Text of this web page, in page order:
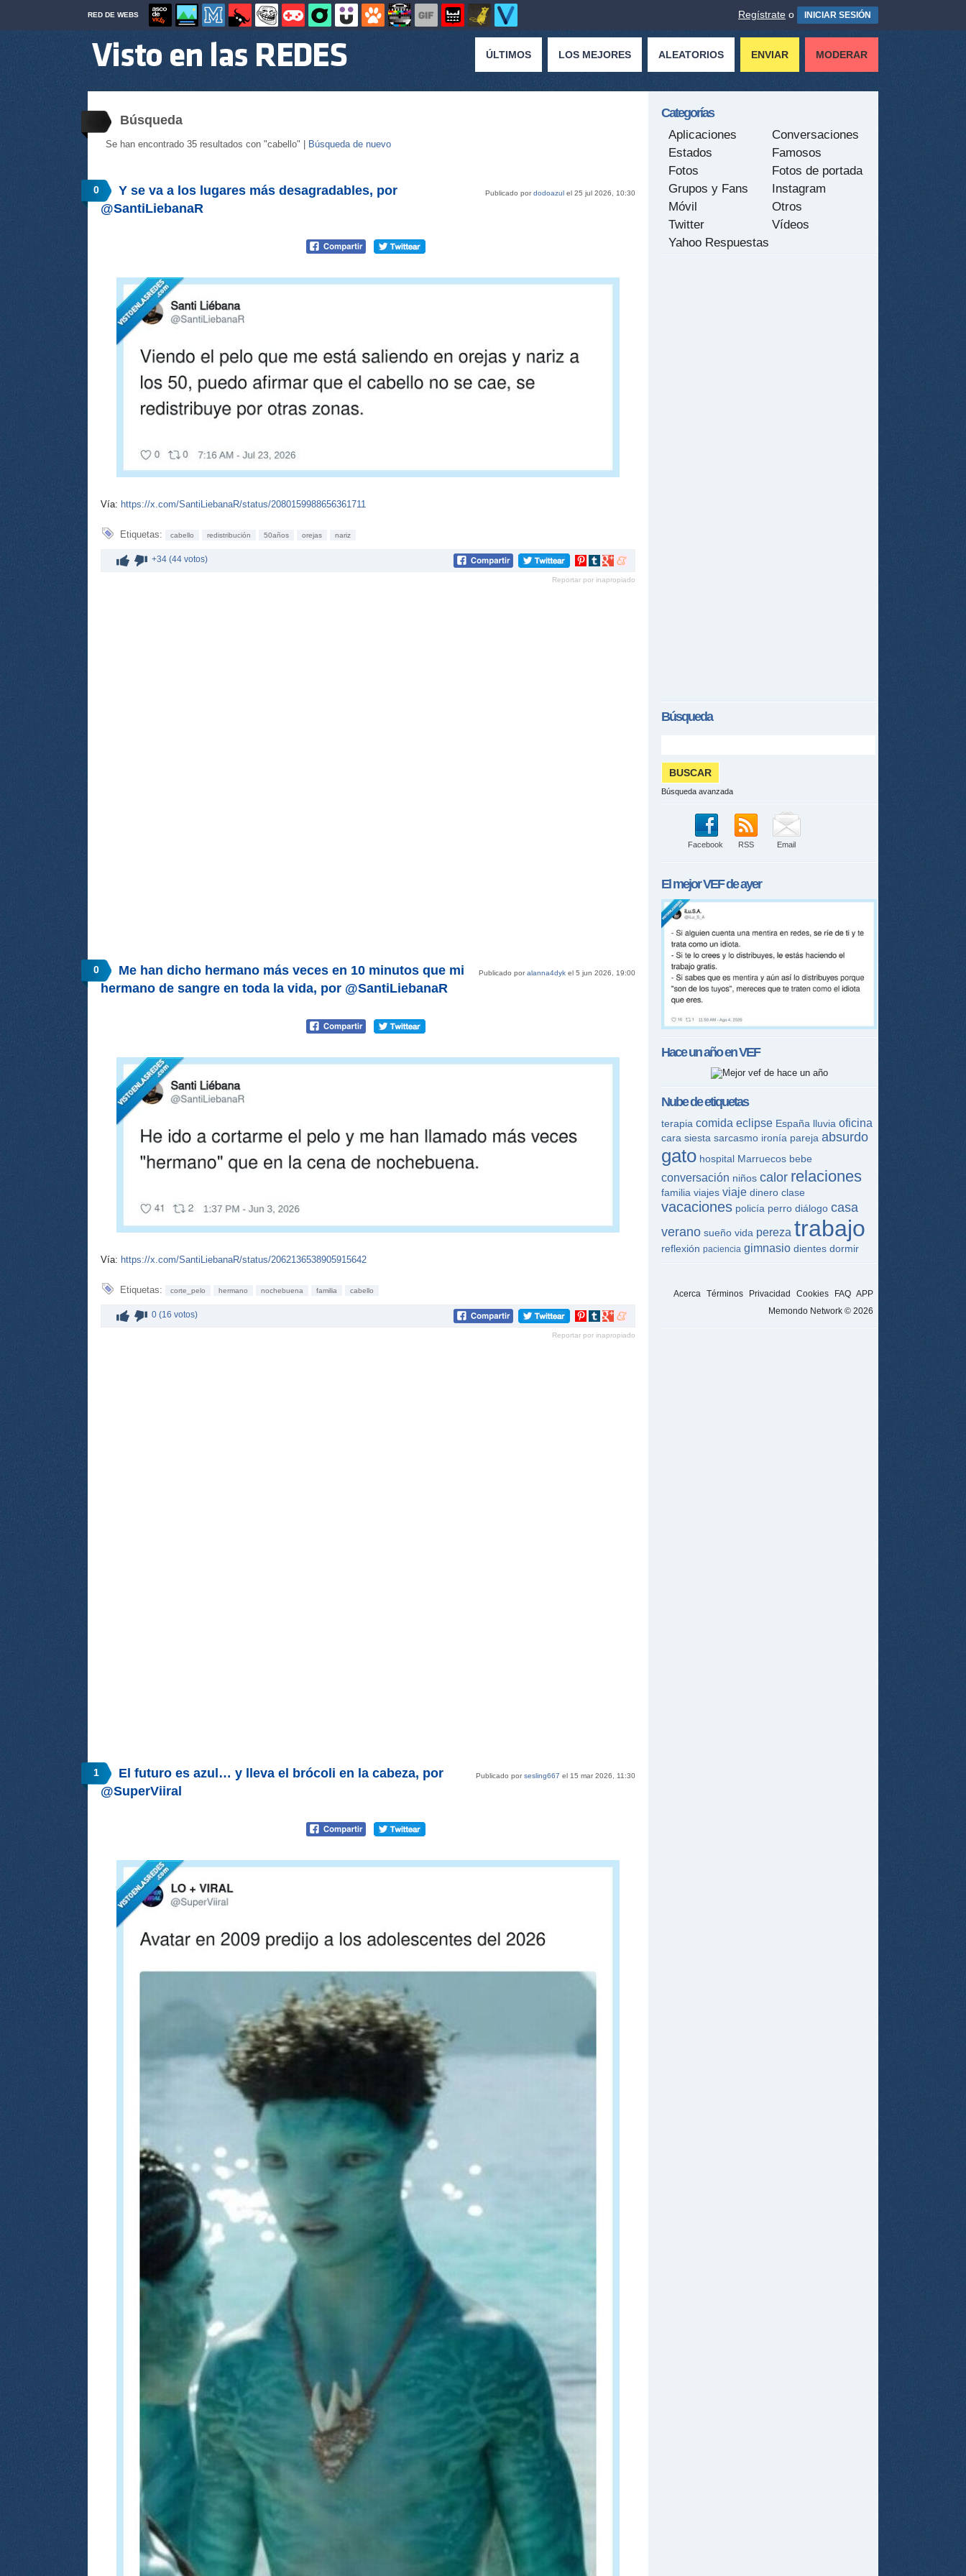
RED DE WEBS Regístrate o INICIAR SESIÓN
ÚLTIMOS LOS MEJORES ALEATORIOS ENVIAR MODERAR
Búsqueda
Se han encontrado 35 resultados con "cabello" | Búsqueda de nuevo
0 Publicado pordodoazul el 25 jul 2026, 10:30
Y se va a los lugares más desagradables, por
@SantiLiebanaR
Vía: https://x.com/SantiLiebanaR/status/2080159988656361711
Etiquetas: cabello redistribución 50años orejas nariz
+34 (44 votos)
Compartir
Pinterest
Compartir
tumblr
Compartir
Google+
Compartir
meneame
Reportar por inapropiado
0 Publicado poralanna4dyk el 5 jun 2026, 19:00
Me han dicho hermano más veces en 10 minutos que mi
hermano de sangre en toda la vida, por @SantiLiebanaR
Vía: https://x.com/SantiLiebanaR/status/2062136538905915642
Etiquetas: corte_pelo hermano nochebuena familia cabello
0 (16 votos)
Compartir
Pinterest
Compartir
tumblr
Compartir
Google+
Compartir
meneame
Reportar por inapropiado
1 Publicado porsesling667 el 15 mar 2026, 11:30
El futuro es azul… y lleva el brócoli en la cabeza, por
@SuperViiral
Categorías
Aplicaciones
Conversaciones
Estados
Famosos
Fotos
Fotos de portada
Grupos y Fans
Instagram
Móvil
Otros
Twitter
Vídeos
Yahoo Respuestas
Búsqueda
Búsqueda avanzada
Facebook RSS Email
El mejorVEFde ayer
Hace un año enVEF
Nube de etiquetas
terapia comida eclipse España lluvia oficina
cara siesta sarcasmo ironía pareja absurdo
gato hospital Marruecos bebe
conversación niños calor relaciones
familia viajes viaje dinero clase
vacaciones policía perro diálogo casa
verano sueño vida pereza trabajo
reflexión paciencia gimnasio dientes dormir
Acerca Términos Privacidad Cookies FAQ APP
Memondo Network © 2026